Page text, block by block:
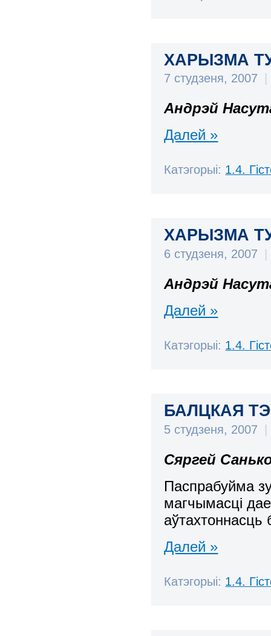
ХАРЫЗМА
7 студзеня, 2007
Андрэй
Далей »
Катэгорыі: 1.4.
ХАРЫЗМА
6 студзеня, 2007
Андрэй
Далей »
Катэгорыі: 1.4.
БАЛЦКАЯ
5 студзеня, 2007 |
Сяргей
Паспрабуйма
магчымасцi
аўтахтоннасць
Далей »
Катэгорыі: 1.4.